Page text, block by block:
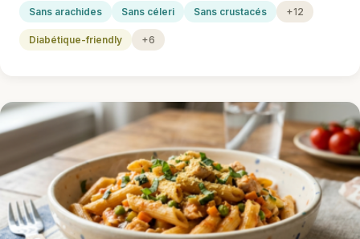
Sans arachides Sans céleri Sans crustacés +12
Diabétique-friendly +6